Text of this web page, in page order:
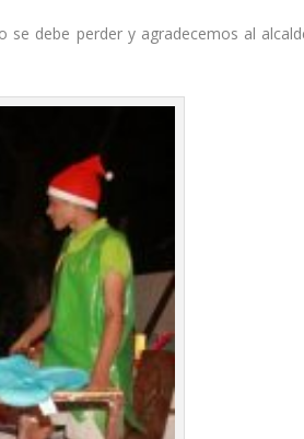
se debe perder y agradecemos al